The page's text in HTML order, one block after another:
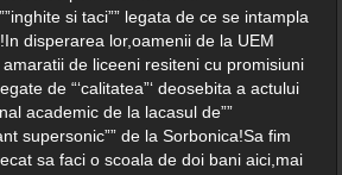
si taci”” legata de ce se intampla
disperarea lor,oamenii de la UEM
de liceeni resiteni cu promisiuni
de “‘calitatea”‘ deosebita a actului
academic de la lacasul de””
supersonic”” de la Sorbonica!Sa fim
sa faci o scoala de doi bani aici,mai